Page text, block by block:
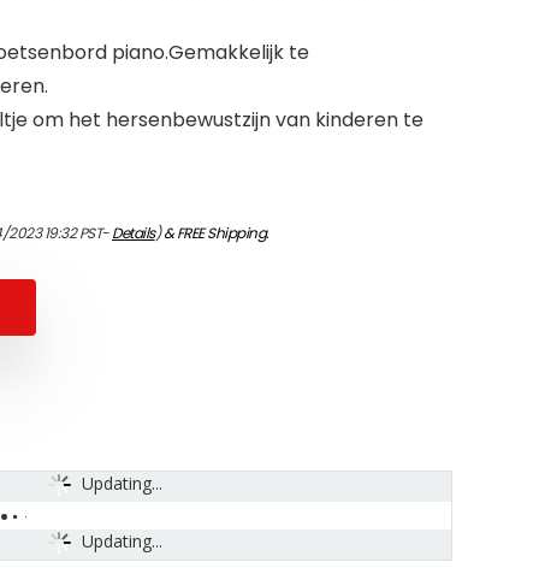
piano.Gemakkelijk te
om het hersenbewustzijn van kinderen te
19:32 PST-Details)&FREE Shipping.
Updating...
Updating...